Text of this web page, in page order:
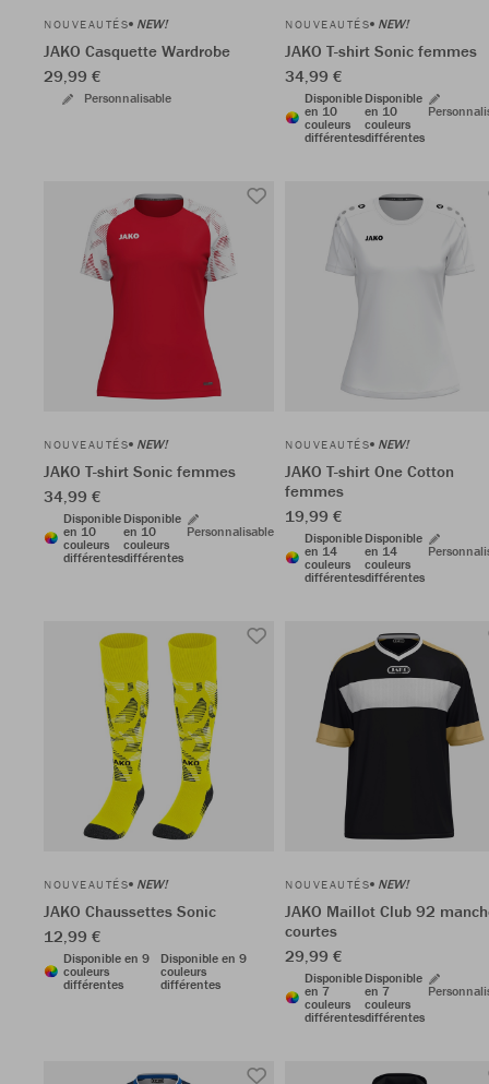
NOUVEAUTÉS NEW!
JAKO Casquette Wardrobe
29,99 €
Personnalisable
NOUVEAUTÉS NEW!
JAKO T-shirt Sonic femmes
34,99 €
Disponible
en 10
couleurs
différentes
Disponible
en 10
couleurs
différentes
NOUVEAUTÉS NEW!
JAKO T-shirt Sonic femmes
34,99 €
Disponible
en 10
couleurs
différentes
Disponible
en 10
couleurs
différentes
Personnalisable
NOUVEAUTÉS NEW!
JAKO T-shirt One Cotton
femmes
19,99 €
Disponible
en 14
couleurs
différentes
Disponible
en 14
couleurs
différentes
NOUVEAUTÉS NEW!
JAKO Chaussettes Sonic
12,99 €
Disponible en 9
couleurs
différentes
Disponible en 9
couleurs
différentes
NOUVEAUTÉS NEW!
JAKO Maillot Club 92
courtes
29,99 €
Disponible
en 7
couleurs
différentes
Disponible
en 7
couleurs
différentes